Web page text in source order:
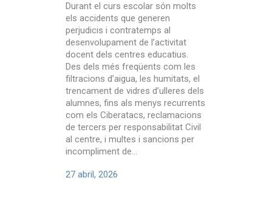
Durant el curs escolar són molts
els accidents que generen
perjudicis i contratemps al
desenvolupament de l’activitat
docent dels centres educatius.
Des dels més freqüents com les
filtracions d’aigua, les humitats, el
trencament de vidres d’ulleres dels
alumnes, fins als menys recurrents
com els Ciberatacs, reclamacions
de tercers per responsabilitat Civil
al centre, i multes i sancions per
incompliment de...
27 abril, 2026